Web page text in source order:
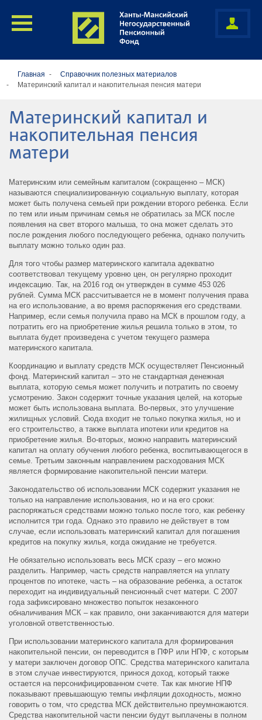
Главная
Cправочник полезных материалов
Материнский капитал и накопительная пенсия матери
Материнский капитал и
накопительная пенсия
матери
Материнским или семейным капиталом (сокращенно – МСК)
называются специализированную социальную выплату, которая
может быть получена семьей при рождении второго ребенка. Если
по тем или иным причинам семья не обратилась за МСК после
появления на свет второго малыша, то она может сделать это
после рождения любого последующего ребенка, однако получить
выплату можно только один раз.
Для того чтобы размер материнского капитала адекватно
соответствовал текущему уровню цен, он регулярно проходит
индексацию. Так, на 2016 год он утвержден в сумме 453 026
рублей. Сумма МСК рассчитывается не в момент получения права
на его использование, а во время распоряжения его средствами.
Например, если семья получила право на МСК в прошлом году, а
потратить его на приобретение жилья решила только в этом, то
выплата будет произведена с учетом текущего размера
материнского капитала.
Координацию и выплату средств МСК осуществляет Пенсионный
фонд. Материнский капитал – это не стандартная денежная
выплата, которую семья может получить и потратить по своему
усмотрению. Закон содержит точные указания целей, на которые
может быть использована выплата. Во-первых, это улучшение
жилищных условий. Сюда входит не только покупка жилья, но и
его строительство, а также выплата ипотеки или кредитов на
приобретение жилья. Во-вторых, можно направить материнский
капитал на оплату обучения любого ребенка, воспитывающегося в
семье. Третьим законным направлением расходования МСК
является формирование накопительной пенсии матери.
Законодательство об использовании МСК содержит указания не
только на направление использования, но и на его сроки:
распоряжаться средствами можно только после того, как ребенку
исполнится три года. Однако это правило не действует в том
случае, если использовать материнский капитал для погашения
кредитов на покупку жилья, когда ожидание не требуется.
Не обязательно использовать весь МСК сразу – его можно
разделить. Например, часть средств направляется на уплату
процентов по ипотеке, часть – на образование ребенка, а остаток
переходит на индивидуальный пенсионный счет матери. С 2007
года зафиксировано множество попыток незаконного
обналичивания МСК – как правило, они заканчиваются для матери
уголовной ответственностью.
При использовании материнского капитала для формирования
накопительной пенсии, он переводится в ПФР или НПФ, с которым
у матери заключен договор ОПС. Средства материнского капитала
в этом случае инвестируются, принося доход, который также
остается на персонифицированном счете. Так как многие НПФ
показывают превышающую темпы инфляции доходность, можно
говорить о том, что средства МСК действительно преумножаются.
Средства накопительной части пенсии будут выплачены в полном